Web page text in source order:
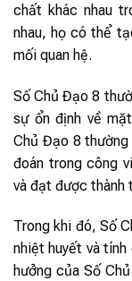
chất khác nhau
nhau, họ có thể
mối quan hệ.
Số Chủ Đạo 8
sự ổn định về
Chủ Đạo 8 thường
đoán trong công
và đạt được thành
Trong khi đó, Số
nhiệt huyết và
hưởng của Số